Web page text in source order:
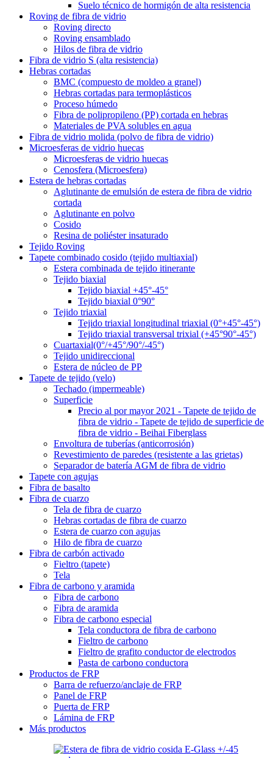
Suelo técnico de hormigón de alta resistencia
Roving de fibra de vidrio
Roving directo
Roving ensamblado
Hilos de fibra de vidrio
Fibra de vidrio S (alta resistencia)
Hebras cortadas
BMC (compuesto de moldeo a granel)
Hebras cortadas para termoplásticos
Proceso húmedo
Fibra de polipropileno (PP) cortada en hebras
Materiales de PVA solubles en agua
Fibra de vidrio molida (polvo de fibra de vidrio)
Microesferas de vidrio huecas
Microesferas de vidrio huecas
Cenosfera (Microesfera)
Estera de hebras cortadas
Aglutinante de emulsión de estera de fibra de vidrio
cortada
Aglutinante en polvo
Cosido
Resina de poliéster insaturado
Tejido Roving
Tapete combinado cosido (tejido multiaxial)
Estera combinada de tejido itinerante
Tejido biaxial
Tejido biaxial +45°-45°
Tejido biaxial 0°90°
Tejido triaxial
Tejido triaxial longitudinal triaxial (0°+45°-45°)
Tejido triaxial transversal trixial (+45°90°-45°)
Cuartaxial(0°/+45°/90°/-45°)
Tejido unidireccional
Estera de núcleo de PP
Tapete de tejido (velo)
Techado (impermeable)
Superficie
Precio al por mayor 2021 - Tapete de tejido de
fibra de vidrio - Tapete de tejido de superficie de
fibra de vidrio - Beihai Fiberglass
Envoltura de tuberías (anticorrosión)
Revestimiento de paredes (resistente a las grietas)
Separador de batería AGM de fibra de vidrio
Tapete con agujas
Fibra de basalto
Fibra de cuarzo
Tela de fibra de cuarzo
Hebras cortadas de fibra de cuarzo
Estera de cuarzo con agujas
Hilo de fibra de cuarzo
Fibra de carbón activado
Fieltro (tapete)
Tela
Fibra de carbono y aramida
Fibra de carbono
Fibra de aramida
Fibra de carbono especial
Tela conductora de fibra de carbono
Fieltro de carbono
Fieltro de grafito conductor de electrodos
Pasta de carbono conductora
Productos de FRP
Barra de refuerzo/anclaje de FRP
Panel de FRP
Puerta de FRP
Lámina de FRP
Más productos